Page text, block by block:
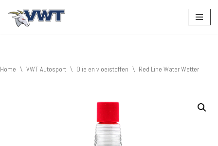
Home \ VWT Autosport \ Olie en vloeistoffen \ Red Line Water Wetter